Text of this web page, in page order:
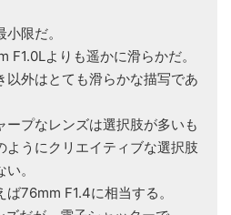
限だ。
F1.0Lよりも遥かに滑らかだ。
以外はとても滑らかな描写であ
ープなレンズは選択肢が多いも
ようにクリエイティブな選択肢
。
ば76mm F1.4に相当する。